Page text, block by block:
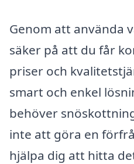
Genom att använda
säker på att du får
priser och
smart och enkel
behöver
inte att göra en
hjälpa dig att hitta